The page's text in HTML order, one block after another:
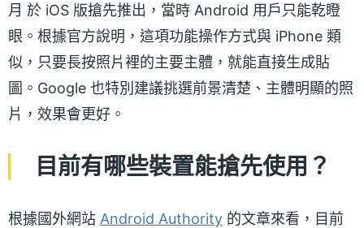
月 於 iOS 版搶先推出，當時 Android 用戶只能乾瞪
眼。根據官方說明，這項功能操作方式與 iPhone 類
似，只要長按照片裡的主要主體，就能直接生成貼
圖。Google 也特別建議挑選前景清楚、主體明顯的照
片，效果會更好。
目前有哪些裝置能搶先使用？
根據國外網站 Android Authority 的文章來看，目前